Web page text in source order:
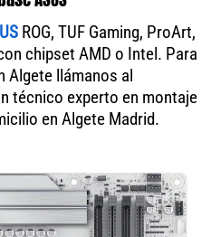
ROG, TUF Gaming, ProArt,
chipset AMD o Intel. Para
Algete llámanos al
técnico experto en montaje
en Algete Madrid.